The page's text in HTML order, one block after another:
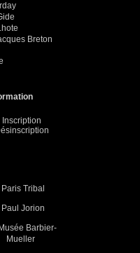
Breton
Inscription
Paris Tribal
Paul Jorion
Musée Barbier-
Mueller